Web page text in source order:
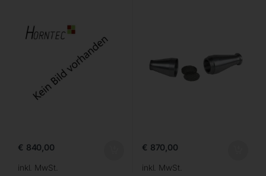
€ 840,00
inkl. MwSt.
€ 870,00
inkl. MwSt.